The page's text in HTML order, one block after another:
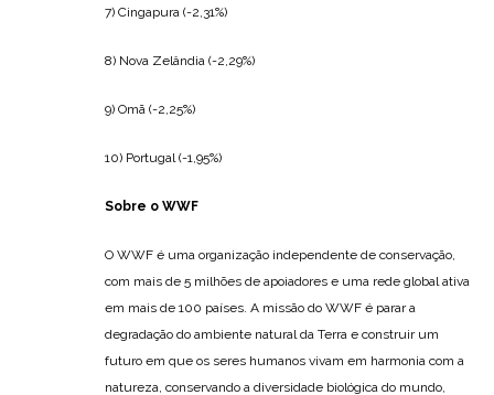
7) Cingapura (-2,31%)
8) Nova Zelândia (-2,29%)
9) Omã (-2,25%)
10) Portugal (-1,95%)
Sobre o WWF
O WWF é uma organização independente de conservação,
com mais de 5 milhões de apoiadores e uma rede global ativa
em mais de 100 países. A missão do WWF é parar a
degradação do ambiente natural da Terra e construir um
futuro em que os seres humanos vivam em harmonia com a
natureza, conservando a diversidade biológica do mundo,